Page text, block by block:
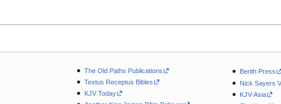
The Old Paths Publications
Textus Receptus Bibles
KJV Today
Berith Press
Nick Sayers
KJV-Asia